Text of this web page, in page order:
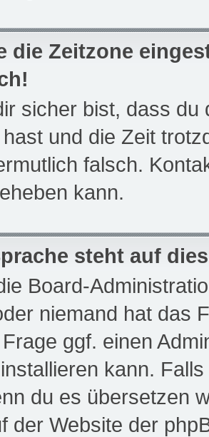
die Zeitzone
sicher bist, dass
und die Zeit
falsch.
kann.
steht auf
Board-
niemand hat das
ggf. einen
kann.
du es übersetzen
der Website der